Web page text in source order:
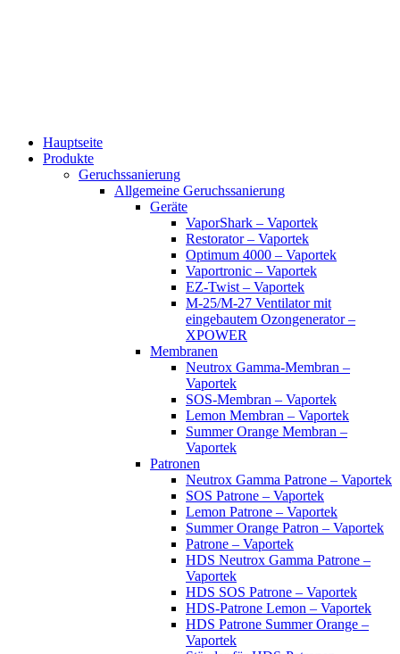
Hauptseite
Produkte
Geruchssanierung
Allgemeine Geruchssanierung
Geräte
VaporShark – Vaportek
Restorator – Vaportek
Optimum 4000 – Vaportek
Vaportronic – Vaportek
EZ-Twist – Vaportek
M-25/M-27 Ventilator mit
eingebautem Ozongenerator –
XPOWER
Membranen
Neutrox Gamma-Membran –
Vaportek
SOS-Membran – Vaportek
Lemon Membran – Vaportek
Summer Orange Membran –
Vaportek
Patronen
Neutrox Gamma Patrone – Vaportek
SOS Patrone – Vaportek
Lemon Patrone – Vaportek
Summer Orange Patron – Vaportek
Patrone – Vaportek
HDS Neutrox Gamma Patrone –
Vaportek
HDS SOS Patrone – Vaportek
HDS-Patrone Lemon – Vaportek
HDS Patrone Summer Orange –
Vaportek